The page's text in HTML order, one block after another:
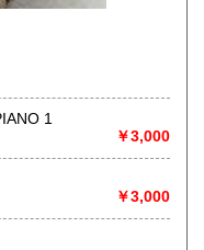
PIECES CLASSIQUES POUR PIANO 1
￥3,000
￥3,000